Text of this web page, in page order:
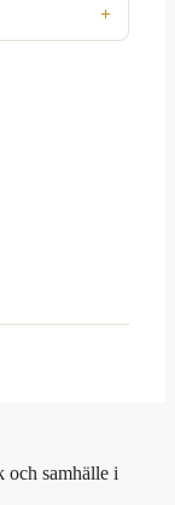
och samhälle i